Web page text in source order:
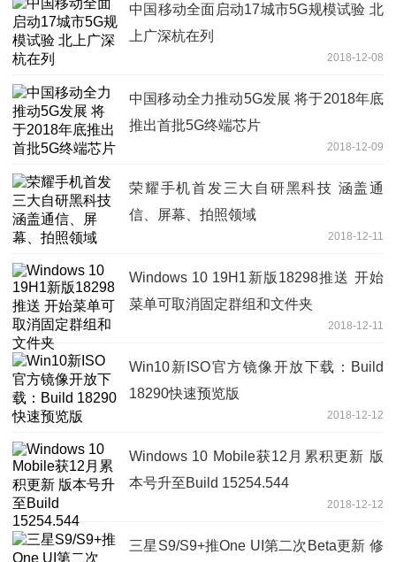
中国移动全面启动17城市5G规模试验 北
上广深杭在列
2018-12-08
中国移动全力推动5G发展 将于2018年底
推出首批5G终端芯片
2018-12-09
荣耀手机首发三大自研黑科技 涵盖通
信、屏幕、拍照领域
2018-12-11
Windows 10 19H1新版18298推送 开始
菜单可取消固定群组和文件夹
2018-12-11
Win10新ISO官方镜像开放下载：Build
18290快速预览版
2018-12-12
Windows 10 Mobile获12月累积更新 版
本号升至Build 15254.544
2018-12-12
三星S9/S9+推One UI第二次Beta更新 修